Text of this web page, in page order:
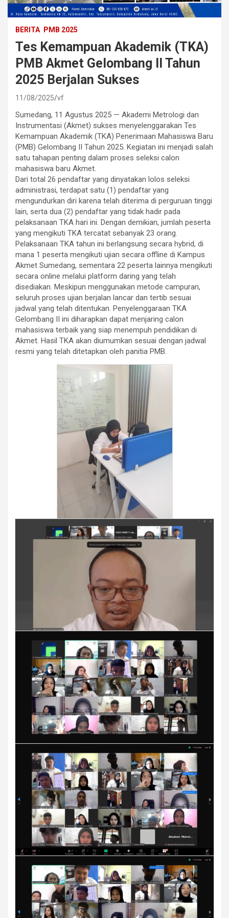
BERITA PMB 2025
Tes Kemampuan Akademik (TKA)
PMB Akmet Gelombang II Tahun
2025 Berjalan Sukses
11/08/2025 vf
Sumedang, 11 Agustus 2025 — Akademi Metrologi dan
Instrumentasi (Akmet) sukses menyelenggarakan Tes
Kemampuan Akademik (TKA) Penerimaan Mahasiswa Baru
(PMB) Gelombang II Tahun 2025. Kegiatan ini menjadi salah
satu tahapan penting dalam proses seleksi calon
mahasiswa baru Akmet.
Dari total 26 pendaftar yang dinyatakan lolos seleksi
administrasi, terdapat satu (1) pendaftar yang
mengundurkan diri karena telah diterima di perguruan tinggi
lain, serta dua (2) pendaftar yang tidak hadir pada
pelaksanaan TKA hari ini. Dengan demikian, jumlah peserta
yang mengikuti TKA tercatat sebanyak 23 orang.
Pelaksanaan TKA tahun ini berlangsung secara hybrid, di
mana 1 peserta mengikuti ujian secara offline di Kampus
Akmet Sumedang, sementara 22 peserta lainnya mengikuti
secara online melalui platform daring yang telah
disediakan. Meskipun menggunakan metode campuran,
seluruh proses ujian berjalan lancar dan tertib sesuai
jadwal yang telah ditentukan. Penyelenggaraan TKA
Gelombang II ini diharapkan dapat menjaring calon
mahasiswa terbaik yang siap menempuh pendidikan di
Akmet. Hasil TKA akan diumumkan sesuai dengan jadwal
resmi yang telah ditetapkan oleh panitia PMB.